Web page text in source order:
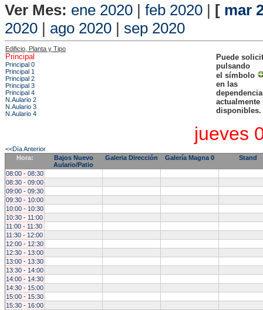
Ver Mes: ene 2020 | feb 2020 | [ mar
2020 | ago 2020 | sep 2020
Edificio, Planta y Tipo
Principal
Principal 0
Principal 1
Principal 2
Principal 3
Principal 4
N.Aulario 2
N.Aulario 3
N.Aulario 4
Puede
pulsando
el símbolo
en las
actualmente
disponibles.
jueves
<<Día Anterior
Hora:
Bajos Nuevo
Aulario/Patio
Galeria Dirección Galería Magna 0 Stand
08:00 - 08:30
08:30 - 09:00
09:00 - 09:30
09:30 - 10:00
10:00 - 10:30
10:30 - 11:00
11:00 - 11:30
11:30 - 12:00
12:00 - 12:30
12:30 - 13:00
13:00 - 13:30
13:30 - 14:00
14:00 - 14:30
14:30 - 15:00
15:00 - 15:30
15:30 - 16:00